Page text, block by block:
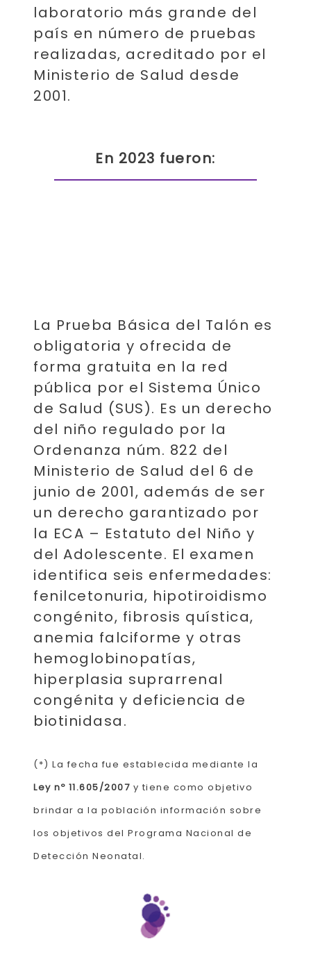
laboratorio más grande del
país en número de pruebas
realizadas, acreditado por el
Ministerio de Salud desde
2001.
En 2023 fueron:
La Prueba Básica del Talón es
obligatoria y ofrecida de
forma gratuita en la red
pública por el Sistema Único
de Salud (SUS). Es un derecho
del niño regulado por la
Ordenanza núm. 822 del
Ministerio de Salud del 6 de
junio de 2001, además de ser
un derecho garantizado por
la ECA – Estatuto del Niño y
del Adolescente. El examen
identifica seis enfermedades:
fenilcetonuria, hipotiroidismo
congénito, fibrosis quística,
anemia falciforme y otras
hemoglobinopatías,
hiperplasia suprarrenal
congénita y deficiencia de
biotinidasa.
(*) La fecha fue establecida mediante la
Ley nº 11.605/2007 y tiene como objetivo
brindar a la población información sobre
los objetivos del Programa Nacional de
Detección Neonatal.